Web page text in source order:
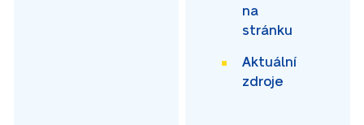
na
stránku
Aktuální
zdroje